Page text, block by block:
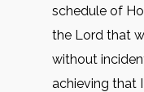
schedule of
the Lord that
without
achieving that